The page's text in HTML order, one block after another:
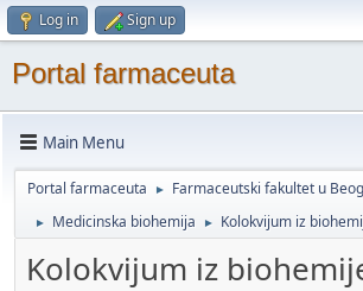
Log in Sign up
Portal farmaceuta
Main Menu
Portal farmaceuta ► Farmaceutski fakultet u
► Medicinska biohemija ► Kolokvijum iz
Kolokvijum iz